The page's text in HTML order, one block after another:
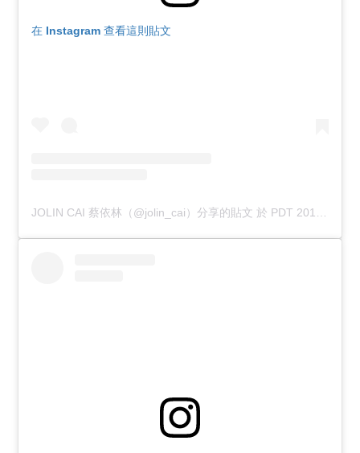
在 Instagram 查看這則貼文
JOLIN CAI 蔡依林（@jolin_cai）分享的貼文 於 PDT 2018 年 9月 月 2 日 上午 6:36